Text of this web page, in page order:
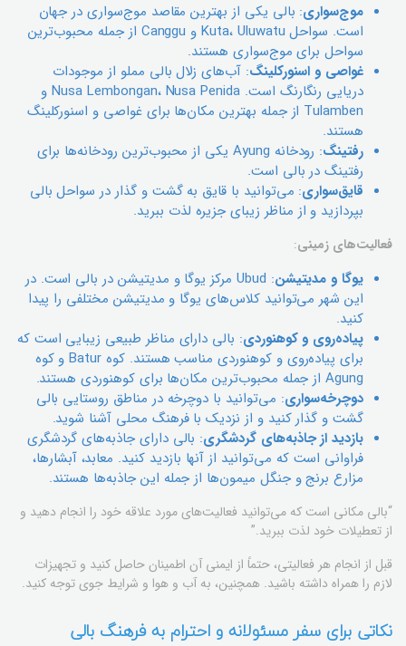
موج‌سواری: بالی یکی از بهترین مقاصد موج‌سواری در جهان
است. سواحل Kuta، Uluwatu و Canggu از جمله محبوب‌ترین
سواحل برای موج‌سواری هستند.
غواصی و اسنورکلینگ: آب‌های زلال بالی مملو از موجودات
دریایی رنگارنگ است. Nusa Lembongan، Nusa Penida و
Tulamben از جمله بهترین مکان‌ها برای غواصی و اسنورکلینگ
هستند.
رفتینگ
: رودخانه Ayung یکی از محبوب‌ترین رودخانه‌ها برای
رفتینگ در بالی است.
قایق‌سواری: می‌توانید با قایق به گشت و گذار در سواحل بالی
بپردازید و از مناظر زیبای جزیره لذت ببرید.
فعالیت‌های زمینی:
یوگا و مدیتیشن
: Ubud مرکز یوگا و مدیتیشن در بالی است. در
این شهر می‌توانید کلاس‌های یوگا و مدیتیشن مختلفی را پیدا
کنید.
پیاده‌روی و کوهنوردی: بالی دارای مناظر طبیعی زیبایی است که
برای پیاده‌روی و کوهنوردی مناسب هستند. کوه Batur و کوه
Agung از جمله محبوب‌ترین مکان‌ها برای کوهنوردی هستند.
دوچرخه‌سواری: می‌توانید با دوچرخه در مناطق روستایی بالی
گشت و گذار کنید و از نزدیک با فرهنگ محلی آشنا شوید.
بازدید از جاذبه‌های گردشگری: بالی دارای جاذبه‌های گردشگری
فراوانی است که می‌توانید از آنها بازدید کنید. معابد، آبشارها،
مزارع برنج و جنگل میمون‌ها از جمله این جاذبه‌ها هستند.
“بالی مکانی است که می‌توانید فعالیت‌های مورد علاقه خود را انجام دهید و
از تعطیلات خود لذت ببرید.”
قبل از انجام هر فعالیتی، حتماً از ایمنی آن اطمینان حاصل کنید و تجهیزات
لازم را همراه داشته باشید. همچنین، به آب و هوا و شرایط جوی توجه کنید.
نکاتی برای سفر مسئولانه و احترام به فرهنگ بالی